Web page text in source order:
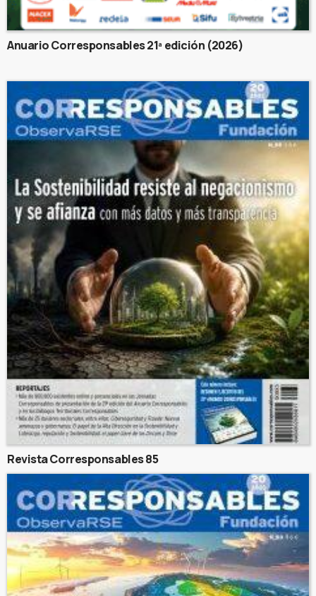
Anuario Corresponsables 21ª edición (2026)
Revista Corresponsables 85